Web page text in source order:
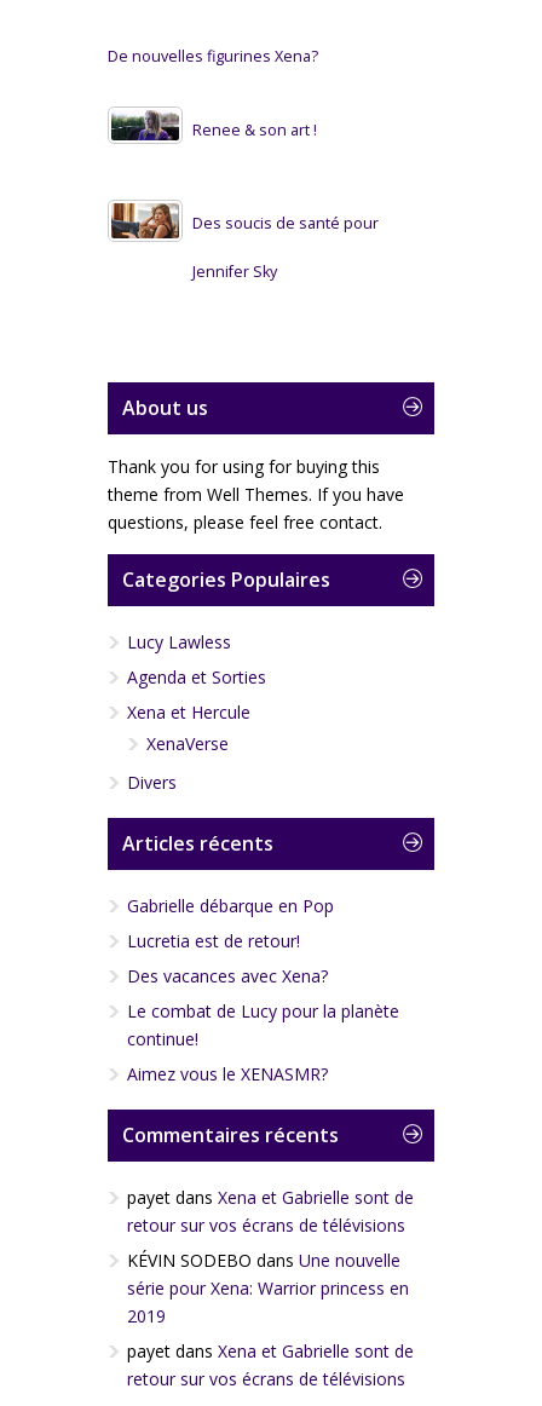
De nouvelles figurines Xena?
Renee & son art !
Des soucis de santé pour
Jennifer Sky
About us
Thank you for using for buying this
theme from Well Themes. If you have
questions, please feel free contact.
Categories Populaires
Lucy Lawless
Agenda et Sorties
Xena et Hercule
XenaVerse
Divers
Articles récents
Gabrielle débarque en Pop
Lucretia est de retour!
Des vacances avec Xena?
Le combat de Lucy pour la planète
continue!
Aimez vous le XENASMR?
Commentaires récents
payet dans Xena et Gabrielle sont de
retour sur vos écrans de télévisions
KÉVIN SODEBO dans Une nouvelle
série pour Xena: Warrior princess en
2019
payet dans Xena et Gabrielle sont de
retour sur vos écrans de télévisions